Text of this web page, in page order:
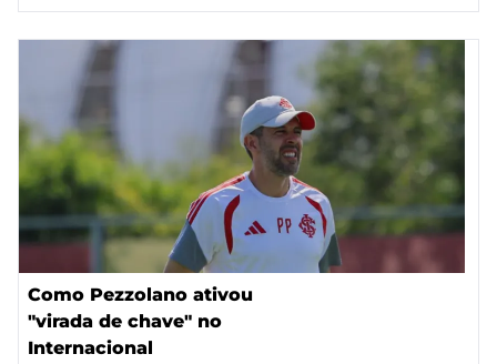
Como Pezzolano ativou
"virada de chave" no
Internacional